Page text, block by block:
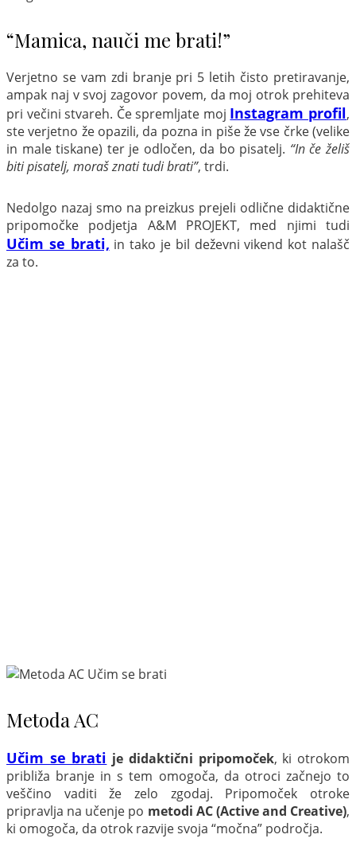
“Mamica, nauči me brati!”
Verjetno se vam zdi branje pri 5 letih čisto pretiravanje,
ampak naj v svoj zagovor povem, da moj otrok prehiteva
pri večini stvareh. Če spremljate moj Instagram profil,
ste verjetno že opazili, da pozna in piše že vse črke (velike
in male tiskane) ter je odločen, da bo pisatelj. “In če želiš
biti pisatelj, moraš znati tudi brati”, trdi.
Nedolgo nazaj smo na preizkus prejeli odlične didaktične
pripomočke podjetja A&M PROJEKT, med njimi tudi
Učim se brati, in tako je bil deževni vikend kot nalašč
za to.
Metoda AC
Učim se brati je didaktični pripomoček, ki otrokom
približa branje in s tem omogoča, da otroci začnejo to
veščino vaditi že zelo zgodaj. Pripomoček otroke
pripravlja na učenje po metodi AC (Active and Creative),
ki omogoča, da otrok razvije svoja “močna” področja.